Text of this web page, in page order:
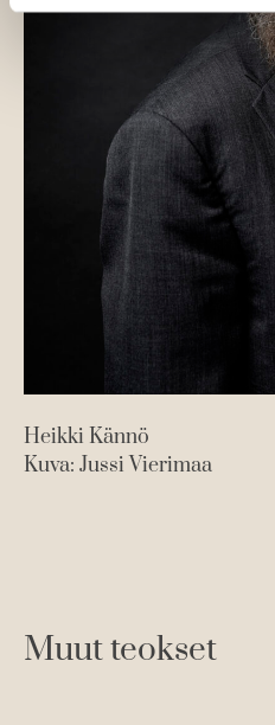
Heikki Kännö
Kuva: Jussi Vierimaa
Muut teokset